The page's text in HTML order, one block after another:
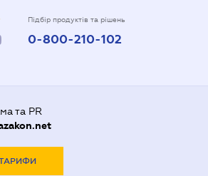
Підбір продуктів та рішень
0-800-210-102
та PR